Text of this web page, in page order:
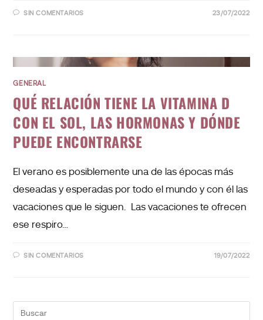
SIN COMENTARIOS 23/07/2022
GENERAL
QUÉ RELACIÓN TIENE LA VITAMINA D
CON EL SOL, LAS HORMONAS Y DÓNDE
PUEDE ENCONTRARSE
El verano es posiblemente una de las épocas más
deseadas y esperadas por todo el mundo y con él las
vacaciones que le siguen. Las vacaciones te ofrecen
ese respiro…
SIN COMENTARIOS 19/07/2022